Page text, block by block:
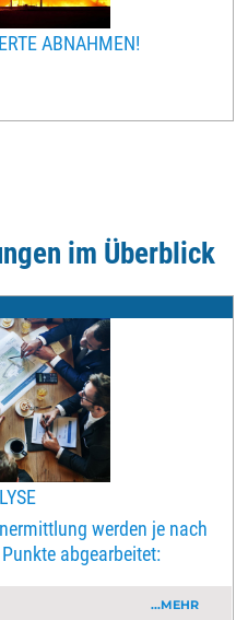
ABNAHMEN!
im Überblick
werden je nach
abgearbeitet:
...MEHR